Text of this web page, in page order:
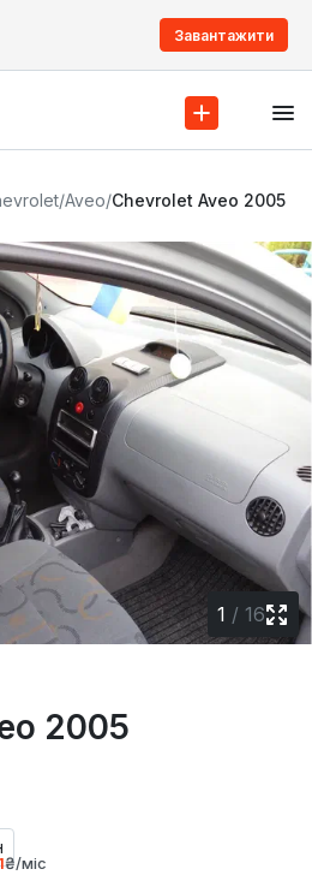
Завантажити
/Aveo/Chevrolet Aveo 2005
1 / 16
2005
₴/міс